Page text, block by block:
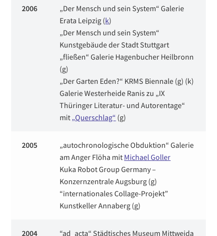
2006
„Der Mensch und sein System“ Galerie
Erata Leipzig (k)
„Der Mensch und sein System“
Kunstgebäude der Stadt Stuttgart
„fließen“ Galerie Hagenbucher Heilbronn
(g)
„Der Garten Eden?“ KRMS Biennale (g) (k)
Galerie Westerheide Ranis zu „IX
Thüringer Literatur- und Autorentage“
mit „Querschlag“ (g)
2005
„autochronologische Obduktion“ Galerie
am Anger Flöha mit Michael Goller
Kuka Robot Group Germany –
Konzernzentrale Augsburg (g)
“internationales Collage-Projekt”
Kunstkeller Annaberg (g)
2004
“ad_acta“ Städtisches Museum Mittweida